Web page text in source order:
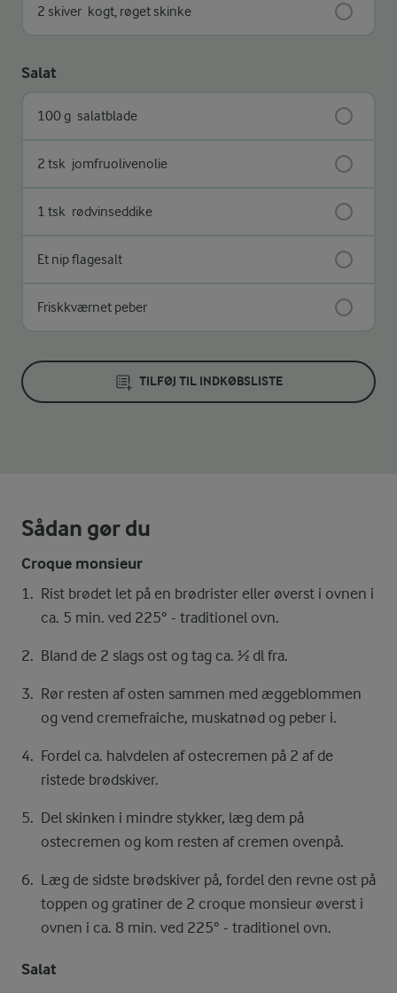
2 skiver kogt, røget skinke
Salat
100 g salatblade
2 tsk jomfruolivenolie
1 tsk rødvinseddike
Et nip flagesalt
Friskkværnet peber
TILFØJ TIL INDKØBSLISTE
Sådan gør du
Croque monsieur
Rist brødet let på en brødrister eller øverst i ovnen i
ca. 5 min. ved 225° - traditionel ovn.
Bland de 2 slags ost og tag ca. ½ dl fra.
Rør resten af osten sammen med æggeblommen
og vend cremefraiche, muskatnød og peber i.
Fordel ca. halvdelen af ostecremen på 2 af de
ristede brødskiver.
Del skinken i mindre stykker, læg dem på
ostecremen og kom resten af cremen ovenpå.
Læg de sidste brødskiver på, fordel den revne ost på
toppen og gratiner de 2 croque monsieur øverst i
ovnen i ca. 8 min. ved 225° - traditionel ovn.
Salat